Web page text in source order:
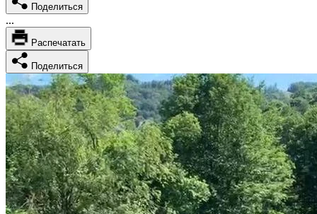
Поделиться
...
Распечатать
Поделиться